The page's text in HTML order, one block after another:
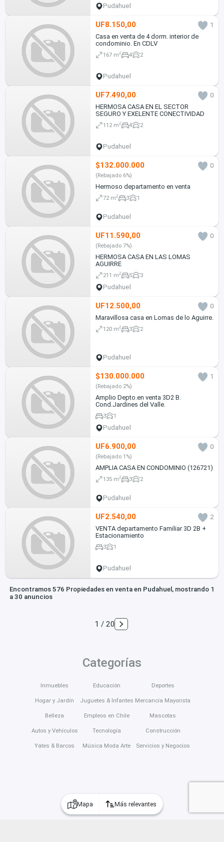
Mapa Más relevantes
Pudahuel
UF8.150,00
1
Casa en venta de 4 dorm. interior de
condominio. En CDLV
167 m2 4 2
Pudahuel
UF7.490,00
0
HERMOSA CASA EN EL SECTOR
SEGURO Y EXELENTE CONECTIVIDAD
112 m2 4 2
Pudahuel
$132.000.000 0
(Rebajado 6%)
Hermoso departamento en venta
72 m2 3 1
Pudahuel
UF11.590,00 0
(Rebajado 7%)
HERMOSA CASA EN LAS LOMAS
AGUIRRE
211 m2 5 3
Pudahuel
UF12.500,00
0
Maravillosa casa en Lomas de lo Aguirre.
120 m2 3 2
Pudahuel
$130.000.000 1
(Rebajado 2%)
Amplio Depto.en venta 3D2 B.
Cond.Jardines del Valle.
3 1
Pudahuel
UF6.900,00 0
(Rebajado 1%)
AMPLIA CASA EN CONDOMINIO (126721)
135 m2 3 2
Pudahuel
UF2.540,00
2
VENTA departamento Familiar 3D 2B +
Estacionamiento
3 1
Pudahuel
Encontramos 576 Propiedades en venta en Pudahuel, mostrando 1
a 30 anuncios
1 / 20
Categorías
Inmuebles
Hogar y Jardín
Belleza
Autos y Vehículos
Yates & Barcos
Educación
Juguetes & Infantes
Empleos en Chile
Tecnología
Música Moda Arte
Deportes
Mercancía Mayorista
Mascotas
Construcción
Servicios y Negocios